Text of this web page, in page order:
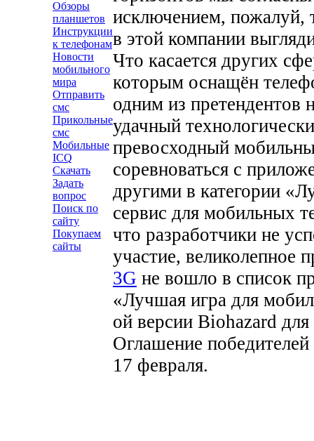
Обзоры
планшетов
Инструкции
к телефонам
Новости
мобильного
мира
Отправить
смс
Прикольные
смс
Мобильные
ICQ
Скачать
Задать
вопрос
Поиск по
сайту
Покупаем
сайты
исключением, пожалуй,
в этой компании
Что касается других
которым оснащён
одним из
удачный
превосходный
соревноваться с
другими в категории
сервис для мобильных
что разработчики не
участие,
3G не вошло в список
«Лучшая игра для
ой версии Biohazard
Оглашение
17 февраля.